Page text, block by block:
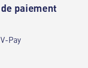
paiement
V-Pay